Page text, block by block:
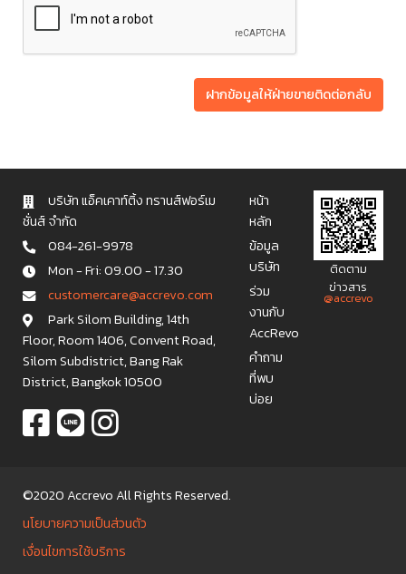
ฝากข้อมูลให้ฝ่ายขายติดต่อกลับ
บริษัท แอ็คเคาท์ติ้ง ทรานส์ฟอร์เม
ชั่นส์ จำกัด
084-261-9978
Mon - Fri: 09.00 - 17.30
c u s t o m e r c a r e @ a c c r e v o . c o m
Park Silom Building, 14th
Floor, Room 1406, Convent Road,
Silom Subdistrict, Bang Rak
District, Bangkok 10500
หน้า
หลัก
ข้อมูล
บริษัท
ร่วม
งานกับ
AccRevo
คำถาม
ที่พบ
บ่อย
ติดตาม
ข่าวสาร
@accrevo
©2020 Accrevo All Rights Reserved.
นโยบายความเป็นส่วนตัว
เงื่อนไขการใช้บริการ